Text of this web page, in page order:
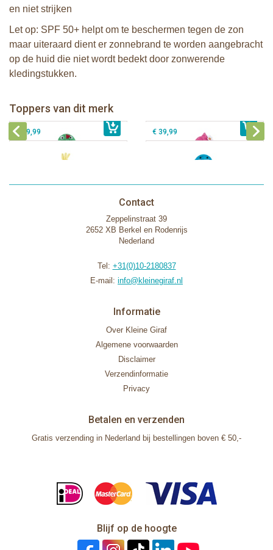
en niet strijken
Let op: SPF 50+ helpt om te beschermen tegen de zon
maar uiteraard dient er zonnebrand te worden aangebracht
op de huid die niet wordt bedekt door zonwerende
kledingstukken.
Toppers van dit merk
€ 39,99
Zoocchini baby badcape - Puddles
the Duck
€ 29,99 € 39,99
Contact
Zeppelinstraat 39
2652 XB Berkel en Rodenrijs
Nederland
Tel: +31(0)10-2180837
E-mail: info@kleinegiraf.nl
Informatie
Over Kleine Giraf
Algemene voorwaarden
Disclaimer
Verzendinformatie
Privacy
Betalen en verzenden
Gratis verzending in Nederland bij bestellingen boven € 50,-
Blijf op de hoogte